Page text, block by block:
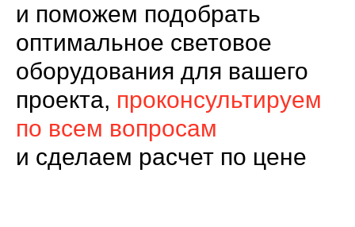
и поможем подобрать
оптимальное световое
оборудования для вашего
проекта, проконсультируем
по всем вопросам
и сделаем расчет по цене